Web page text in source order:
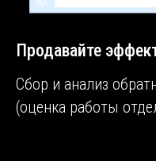
Продавайте
Сбор и анализ
(оценка работы